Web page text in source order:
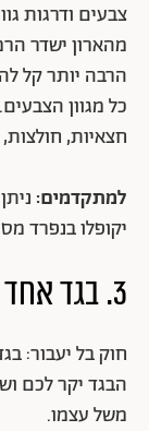
מהארון ישדר
הרבה יותר קל
כל מגוון
חצאיות,
למתקדמים:
יקופלו בנפרד
3. בגד אחד על קולב!
חוק בל יעבור:
הבגד יקר לכם
משל עצמו.